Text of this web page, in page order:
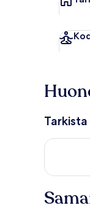
Tarkista